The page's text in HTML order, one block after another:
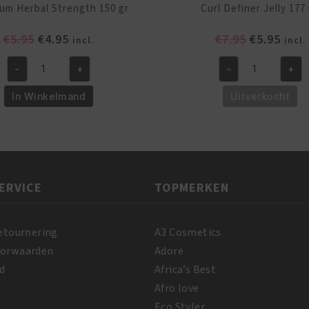
Herbal Strength 150 gr
€5.95 Oorspronkelijke
was:
€5.95.
€4.95 Huidige
prijs
is:
€4.95.
incl.
Pride
Magical
150
- +
In Winkelmand
Curl Definer Jelly 177
€7.95
was:
€5.95
prijs
is:
incl.
Jelly
- +
TOPMERKEN
A3 Cosmetics
Adore
Africa’s Best
Afro love